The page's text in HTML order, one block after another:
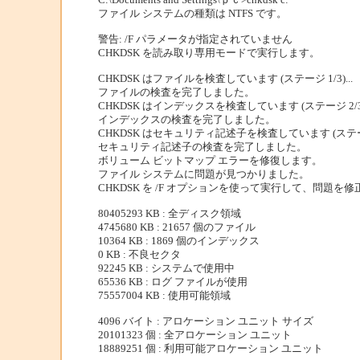
ファイル システムの種類は NTFS です。
警告: /F パラメータが指定されていません
CHKDSK を読み取り専用モードで実行します。
CHKDSK はファイルを検査しています (ステージ 1/3)...
ファイルの検査を完了しました。
CHKDSK はインデックスを検査しています (ステージ 2/
インデックスの検査を完了しました。
CHKDSK はセキュリティ記述子を検査しています (ステ
セキュリティ記述子の検査を完了しました。
ボリューム ビットマップ エラーを修復します。
ファイル システムに問題が見つかりました。
CHKDSK を /F オプションを使って実行して、問題を修
80405293 KB : 全ディスク領域
4745680 KB : 21657 個のファイル
10364 KB : 1869 個のインデックス
0 KB : 不良セクタ
92245 KB : システムで使用中
65536 KB : ログ ファイルが使用
75557004 KB : 使用可能領域
4096 バイト : アロケーション ユニット サイズ
20101323 個 : 全アロケーション ユニット
18889251 個 : 利用可能アロケーション ユニット